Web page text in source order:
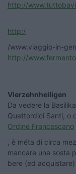
http://
http:/
/www.viaggio-in-
http://
Vierzehnheiligen
Da vedere la
Quattordici Santi, o
Ordine Francescano
, è méta di circa
mancare una sosta
bere (ed